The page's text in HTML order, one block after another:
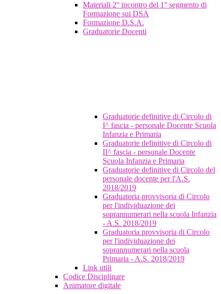
Materiali 2° incontro del 1° segmento di
Formazione sui DSA
Formazione D.S.A.
Graduatorie Docenti
Graduatorie definitive di Circolo di
I^ fascia - personale Docente Scuola
Infanzia e Primaria
Graduatorie definitive di Circolo di
II^ fascia - personale Docente
Scuola Infanzia e Primaria
Graduatorie definitive di Circolo del
personale docente per l'A.S.
2018/2019
Graduatoria provvisoria di Circolo
per l'individuazione dei
soprannumerari nella scuola Infanzia
- A.S. 2018/2019
Graduatoria provvisoria di Circolo
per l'individuazione dei
soprannumerari nella scuola
Primaria - A.S. 2018/2019
Link utili
Codice Disciplinare
Animatore digitale